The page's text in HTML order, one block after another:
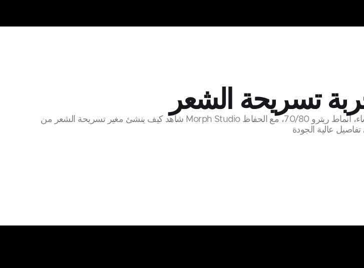
تسريحة الشعر
شاهد كيف ينشئ مغير تسريحة الشعر من Morph Studio تحولات طبيعية وواقعية: تسريحات لطيفة، قصات قصيرة، إطلالات للرجال والنساء، أنماط ريترو 70/80، مع الحفاظ